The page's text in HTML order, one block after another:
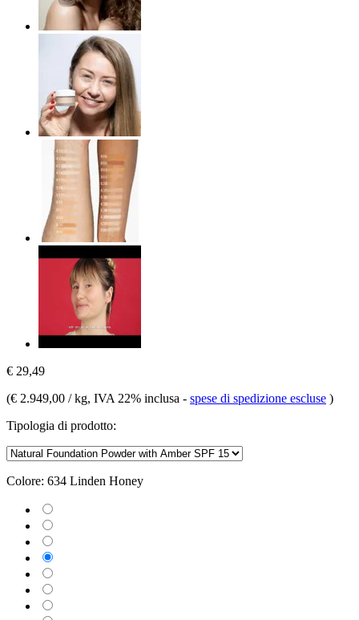
€ 29,49
(€ 2.949,00 / kg, IVA 22% inclusa - spese di spedizione escluse )
Tipologia di prodotto:
Colore: 634 Linden Honey